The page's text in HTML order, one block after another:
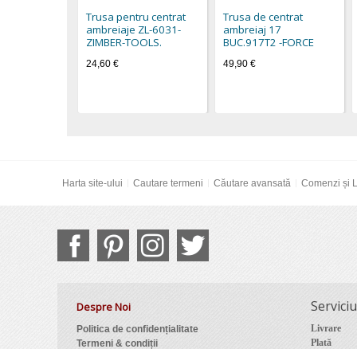
Trusa pentru centrat
ambreiaje ZL-6031-
ZIMBER-TOOLS.
24,60 €
Trusa de centrat
ambreiaj 17
BUC.917T2 -FORCE
49,90 €
Harta site-ului Cautare termeni Căutare avansată Comenzi și
Despre Noi
Politica de confidențialitate
Termeni & condiții
Livrare
Plată